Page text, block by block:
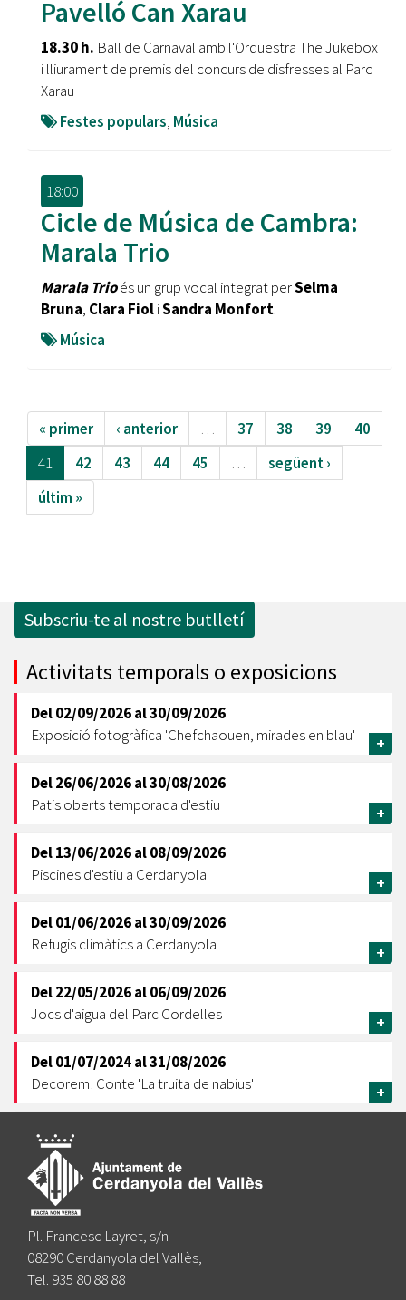
Pavelló Can Xarau
18.30 h. Ball de Carnaval amb l'Orquestra The Jukebox
i lliurament de premis del concurs de disfresses al Parc
Xarau
Festes populars, Música
18:00
Cicle de Música de Cambra:
Marala Trio
Marala Trioés un grup vocal integrat perSelma
Bruna, Clara FioliSandra Monfort.
Música
« primer ‹ anterior … 37 38 39
40
41
42 43 44 45 …
següent ›
últim »
Subscriu-te al nostre butlletí
Activitats temporals o exposicions
Del02/09/2026al30/09/2026
Exposició fotogràfica 'Chefchaouen, mirades en blau'
+
Del26/06/2026al30/08/2026
Patis oberts temporada d'estiu
+
Del13/06/2026al08/09/2026
Piscines d'estiu a Cerdanyola
+
Del01/06/2026al30/09/2026
Refugis climàtics a Cerdanyola
+
Del22/05/2026al06/09/2026
Jocs d'aigua del Parc Cordelles
+
Del01/07/2024al31/08/2026
Decorem! Conte 'La truita de nabius'
+
Pl. Francesc Layret, s/n
08290 Cerdanyola del Vallès,
Tel. 935 80 88 88